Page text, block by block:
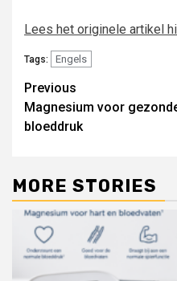
Lees het originele artikel
Tags: Engels
Post
navigation
Previous
Magnesium voor
bloeddruk
MORE STORIES